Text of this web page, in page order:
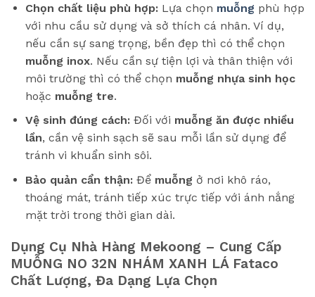
Chọn chất liệu phù hợp:Lựa chọn muỗng phù hợp
với nhu cầu sử dụng và sở thích cá nhân. Ví dụ,
nếu cần sự sang trọng, bền đẹp thì có thể chọn
muỗng inox. Nếu cần sự tiện lợi và thân thiện với
môi trường thì có thể chọn muỗng nhựa sinh học
hoặc muỗng tre.
Vệ sinh đúng cách:Đối với muỗng ăn được nhiều
lần, cần vệ sinh sạch sẽ sau mỗi lần sử dụng để
tránh vi khuẩn sinh sôi.
Bảo quản cẩn thận:Để muỗng ở nơi khô ráo,
thoáng mát, tránh tiếp xúc trực tiếp với ánh nắng
mặt trời trong thời gian dài.
Dụng Cụ Nhà Hàng Mekoong – Cung Cấp
MUỖNG NO 32N NHÁM XANH LÁ Fataco
Chất Lượng, Đa Dạng Lựa Chọn